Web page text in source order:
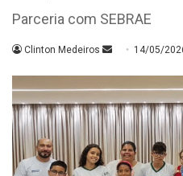
Parceria com SEBRAE
Clinton Medeiros
Mande
e-
mail
14/05/